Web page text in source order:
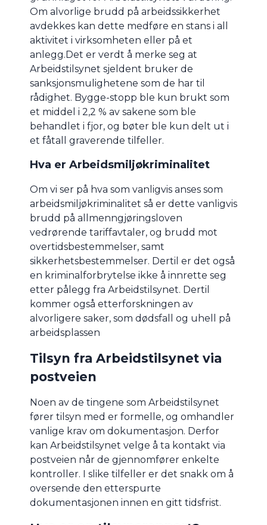
Om alvorlige brudd på arbeidssikkerhet
avdekkes kan dette medføre en stans i all
aktivitet i virksomheten eller på et
anlegg.Det er verdt å merke seg at
Arbeidstilsynet sjeldent bruker de
sanksjonsmulighetene som de har til
rådighet. Bygge-stopp ble kun brukt som
et middel i 2,2 % av sakene som ble
behandlet i fjor, og bøter ble kun delt ut i
et fåtall graverende tilfeller.
Hva er Arbeidsmiljøkriminalitet
Om vi ser på hva som vanligvis anses som
arbeidsmiljøkriminalitet så er dette vanligvis
brudd på allmenngjøringsloven
vedrørende tariffavtaler, og brudd mot
overtidsbestemmelser, samt
sikkerhetsbestemmelser. Dertil er det også
en kriminalforbrytelse ikke å innrette seg
etter pålegg fra Arbeidstilsynet. Dertil
kommer også etterforskningen av
alvorligere saker, som dødsfall og uhell på
arbeidsplassen
Tilsyn fra Arbeidstilsynet via
postveien
Noen av de tingene som Arbeidstilsynet
fører tilsyn med er formelle, og omhandler
vanlige krav om dokumentasjon. Derfor
kan Arbeidstilsynet velge å ta kontakt via
postveien når de gjennomfører enkelte
kontroller. I slike tilfeller er det snakk om å
oversende den etterspurte
dokumentasjonen innen en gitt tidsfrist.